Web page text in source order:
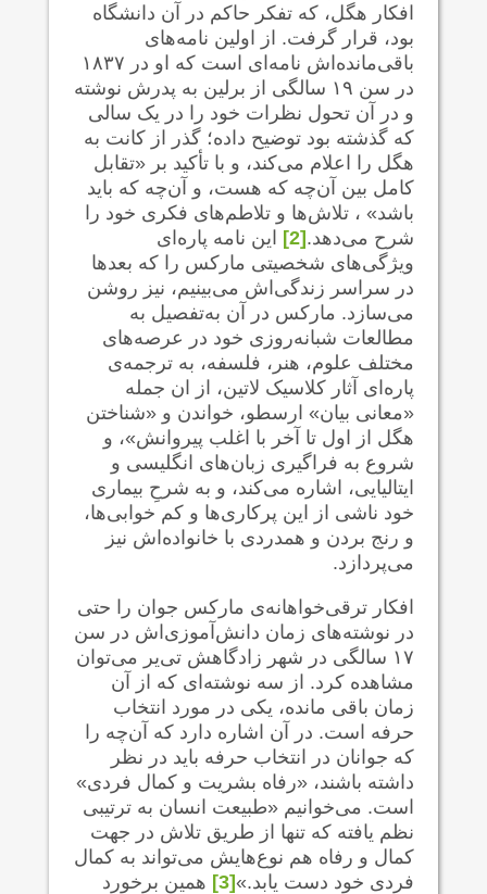
افکار هگل، که تفکر حاکم در آن دانشگاه
بود، قرار گرفت. از اولین نامه‌های
باقی‌مانده‌اش نامه‌ای است که او در ۱۸۳۷
در سن ۱۹ سالگی از برلین به پدرش نوشته
و در آن تحول نظرات خود را در یک سالی
که گذشته بود توضیح داده؛ گذر از کانت به
هگل را اعلام می‌کند، و با تأکید بر «تقابل
کامل بین آن‌چه که هست، و آن‌چه که باید
باشد» ، تلاش‌ها و تلاطم‌های فکری خود را
شرح می‌دهد.[2]
این نامه پاره‌ای
ویژگی‌های شخصیتی مارکس را که بعدها
در سراسر زندگی‌اش می‌بینیم، نیز روشن
می‌سازد. مارکس در آن به‌تفصیل به
مطالعات شبانه‌روزی خود در عرصه‌های
مختلف علوم، هنر، فلسفه، به ترجمه‌ی
پاره‌ای آثار کلاسیک لاتین، از ان جمله
«معانی بیان» ارسطو، خواندن و «شناختن
هگل از اول تا آخر با اغلب پیروانش»، و
شروع به فراگیری زبان‌های انگلیسی و
ایتالیایی، اشاره می‌کند، و به شرحِ بیماری
خود ناشی از این پرکاری‌ها و کم خوابی‌ها،
و رنج بردن و همدردی با خانواده‌اش نیز
می‌پردازد.
افکار ترقی‌خواهانه‌ی مارکس جوان را حتی
در نوشته‌های زمان دانش‌آموزی‌اش در سن
۱۷ سالگی در شهر زادگاهش تی‌یر می‌توان
مشاهده کرد. از سه نوشته‌ای که از آن
زمان باقی مانده، یکی در مورد انتخاب
حرفه است. در آن اشاره دارد که آن‌چه را
که جوانان در انتخاب حرفه باید در نظر
داشته باشند، «رفاه بشریت و کمال فردی»
است. می‌خوانیم «طبیعت انسان به ترتیبی
نظم یافته که تنها از طریق تلاش در جهت
کمال و رفاه هم نوع‌هایش می‌تواند به کمال
فردی خود دست یابد.»[3]
همین برخورد